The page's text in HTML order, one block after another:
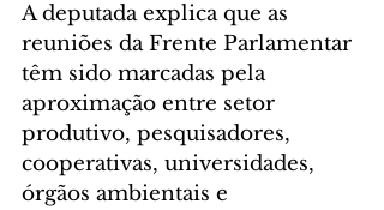
A deputada explica que as
reuniões da Frente Parlamentar
têm sido marcadas pela
aproximação entre setor
produtivo, pesquisadores,
cooperativas, universidades,
órgãos ambientais e